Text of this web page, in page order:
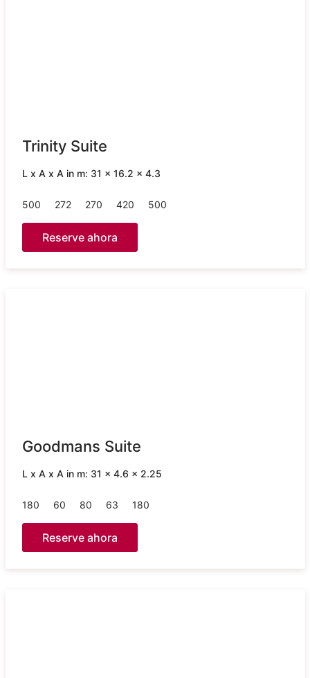
Trinity Suite
L x A x A in m: 31 x 16.2 x 4.3
500 272 270 420 500
Reserve ahora
Goodmans Suite
L x A x A in m: 31 x 4.6 x 2.25
180 60 80 63 180
Reserve ahora